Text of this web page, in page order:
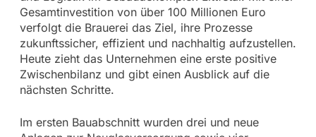
Gesamtinvestition von über 100 Millionen Euro
verfolgt die Brauerei das Ziel, ihre Prozesse
zukunftssicher, effizient und nachhaltig aufzustellen.
Heute zieht das Unternehmen eine erste positive
Zwischenbilanz und gibt einen Ausblick auf die
nächsten Schritte.
Im ersten Bauabschnitt wurden drei und neue